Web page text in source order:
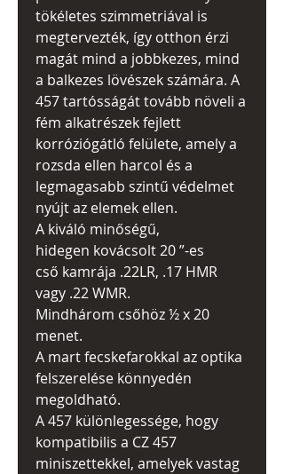
tökéletes szimmetriával is
megtervezték, így otthon érzi
magát mind a jobbkezes, mind
a balkezes lövészek számára. A
457 tartósságát tovább növeli a
fém alkatrészek fejlett
korróziógátló felülete, amely a
rozsda ellen harcol és a
legmagasabb szintű védelmet
nyújt az elemek ellen.
A kiváló minőségű,
hidegen kovácsolt 20 ”-es
cső kamrája .22LR, .17 HMR
vagy .22 WMR.
Mindhárom csőhöz ½ x 20
menet.
A mart fecskefarokkal az optika
felszerelése könnyedén
megoldható.
A 457 különlegessége, hogy
kompatibilis a CZ 457
miniszettekkel, amelyek vastag